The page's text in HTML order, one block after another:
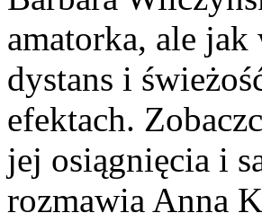
amatorka, ale
dystans i
efektach.
jej osiągnięcia i
rozmawia